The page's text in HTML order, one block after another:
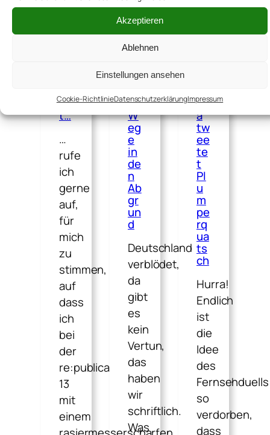
Akzeptieren
Ablehnen
Einstellungen ansehen
Cookie-RichtlinieDatenschutzerklärungImpressum
en
es
ng
t…
…
rufe
ich
gerne
auf,
für
mich
zu
stimmen,
auf
dass
ich
bei
der
re:publica
13
mit
einem
sa
Bo
lo
gn
es
–
ue
W
eg
e
in
de
n
Ab
gr
un
d
Deutschland
verblödet,
da
gibt
es
kein
Vertun,
das
haben
wir
schriftlich.
Was
r
kt
gg
a
tw
ee
te
t
Pl
u
m
pe
rq
ua
ts
ch
Hurra!
Endlich
ist
die
Idee
des
Fernsehduells
so
verdorben,
dass